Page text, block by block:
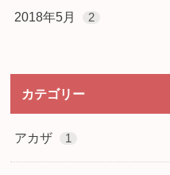
2018年5月 2
カテゴリー
アカザ 1